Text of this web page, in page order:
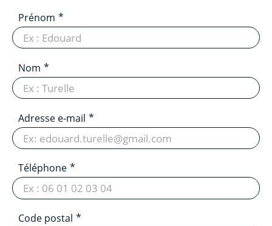
Prénom
Nom
Adresse e-mail
Téléphone
Code postal